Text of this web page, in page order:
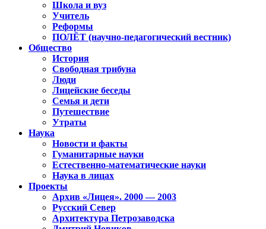
Школа и вуз
Учитель
Реформы
ПОЛЁТ (научно-педагогический вестник)
Общество
История
Свободная трибуна
Люди
Лицейские беседы
Семья и дети
Путешествие
Утраты
Наука
Новости и факты
Гуманитарные науки
Естественно-математические науки
Наука в лицах
Проекты
Архив «Лицея». 2000 — 2003
Русский Север
Архитектура Петрозаводска